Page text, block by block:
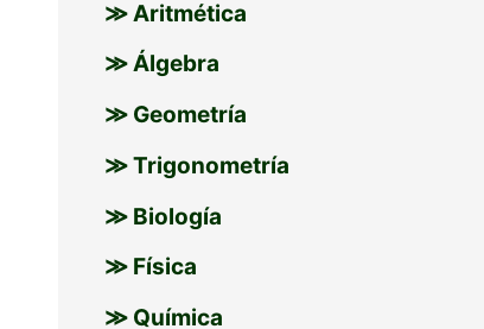
≫ Aritmética
≫ Álgebra
≫ Geometría
≫ Trigonometría
≫ Biología
≫ Física
≫ Química